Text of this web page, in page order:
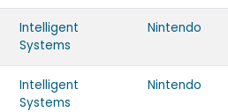
Intelligent
Systems
Nintendo
Intelligent
Systems
Nintendo